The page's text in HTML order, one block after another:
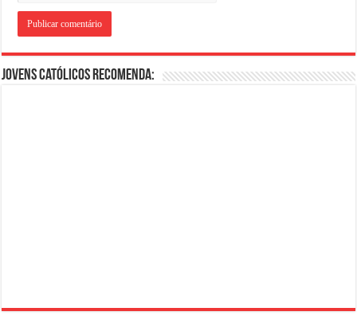
Jovens Católicos Recomenda: